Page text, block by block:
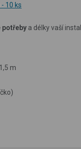
10 ks
potřeby a délky vaší
m